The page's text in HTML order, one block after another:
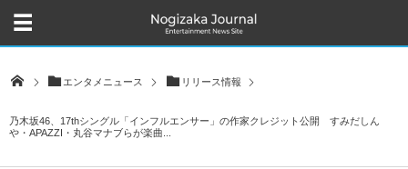
エンタメニュース リリース情報
乃木坂46、17thシングル「インフルエンサー」の作家クレジット公開 すみだしん
や・APAZZI・丸谷マナブらが楽曲...